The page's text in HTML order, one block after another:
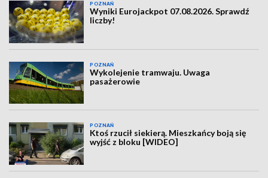
POZNAŃ
Wyniki Eurojackpot 07.08.2026. Sprawdź
liczby!
POZNAŃ
Wykolejenie tramwaju. Uwaga
pasażerowie
POZNAŃ
Ktoś rzucił siekierą. Mieszkańcy boją się
wyjść z bloku [WIDEO]